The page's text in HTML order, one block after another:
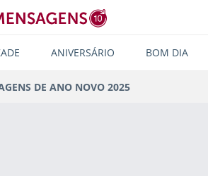
ANIVERSÁRIO BOM DIA
DE ANO NOVO 2025